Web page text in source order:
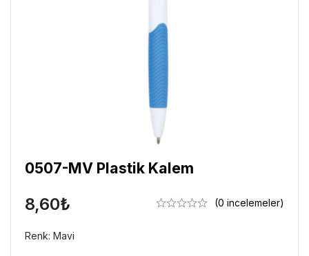
0507-MV Plastik Kalem
8,60₺ (0 incelemeler)
Renk: Mavi